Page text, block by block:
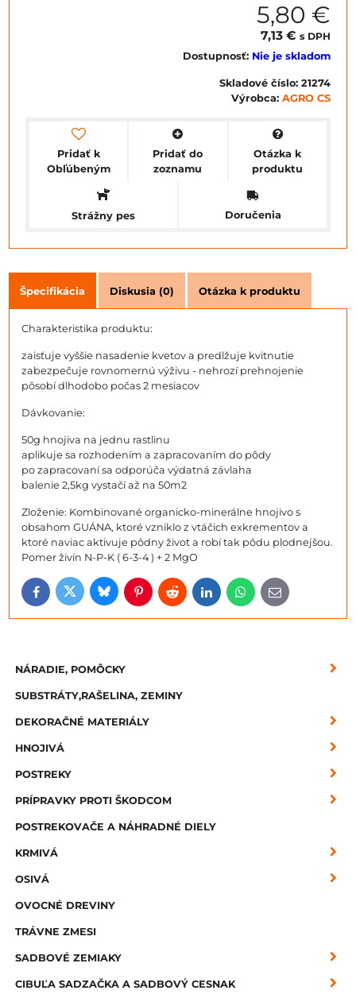
5,80 €
7,13 € s DPH
Dostupnosť: Nie je skladom
Skladové číslo: 21274
Výrobca: AGRO CS
Pridať k
Obľúbeným
Pridať do
zoznamu
Otázka k
produktu
Strážny pes Doručenia
Špecifikácia Diskusia (0) Otázka k produktu
Charakteristika produktu:
zaisťuje vyššie nasadenie kvetov a predlžuje kvitnutie
zabezpečuje rovnomernú výživu - nehrozí prehnojenie
pôsobí dlhodobo počas 2 mesiacov
Dávkovanie:
50g hnojiva na jednu rastlinu
aplikuje sa rozhodením a zapracovaním do pôdy
po zapracovaní sa odporúča výdatná závlaha
balenie 2,5kg vystačí až na 50m2
Zloženie: Kombinované organicko-minerálne hnojivo s
obsahom GUÁNA, ktoré vzniklo z vtáčich exkrementov a
ktoré naviac aktivuje pôdny život a robí tak pôdu plodnejšou.
Pomer živín N-P-K ( 6-3-4 ) + 2 MgO
FacebookTwitterBlueskyPinterestRedditLinkedInWhatsApp
E-
mail
NÁRADIE, POMÔCKY
SUBSTRÁTY,RAŠELINA, ZEMINY
DEKORAČNÉ MATERIÁLY
HNOJIVÁ
POSTREKY
PRÍPRAVKY PROTI ŠKODCOM
POSTREKOVAČE A NÁHRADNÉ DIELY
KRMIVÁ
OSIVÁ
OVOCNÉ DREVINY
TRÁVNE ZMESI
SADBOVÉ ZEMIAKY
CIBUĽA SADZAČKA A SADBOVÝ CESNAK